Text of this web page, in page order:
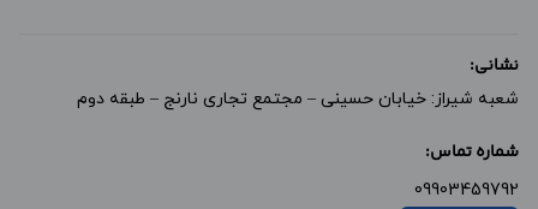
نشانی:
شعبه شیراز: خیابان حسینی – مجتمع تجاری نارنج – طبقه دوم
شماره تماس:
09903459792